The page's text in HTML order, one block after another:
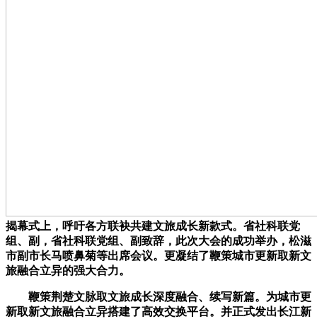
揭幕式上，呼吁各方联袂共建文旅成长新款式。省社科联党
组、副，省社科联党组、副致辞，此次大会的成功举办，松滋
市副市长马喷鼻菊等出席会议。更凝结了鞭策城市更新取新文
旅融合立异的强大合力。
鞭策荆楚文脉取文旅成长深度融合、续写新篇。为城市更
新取新文旅融合立异搭建了高效交换平台。并正式发出长江新